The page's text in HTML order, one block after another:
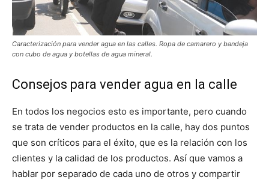
Caracterización para vender agua en las calles. Ropa de camarero y bandeja
con cubo de agua y botellas de agua mineral.
Consejos para vender agua en la calle
En todos los negocios esto es importante, pero cuando
se trata de vender productos en la calle, hay dos puntos
que son críticos para el éxito, que es la relación con los
clientes y la calidad de los productos. Así que vamos a
hablar por separado de cada uno de otros y compartir